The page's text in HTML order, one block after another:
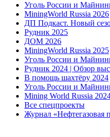
Уголь России и
MiningWorld Russia 2026
ДП Подкаст. Новый
Рудник 2025
ДОМ 2026
MiningWorld Russia 2025
Уголь России и
Рудник 2024 | Обзор
В помощь шахтёру 2024
Уголь России и
Mining World Russia
Все спецпроекты
Журнал «Нефтегазовая